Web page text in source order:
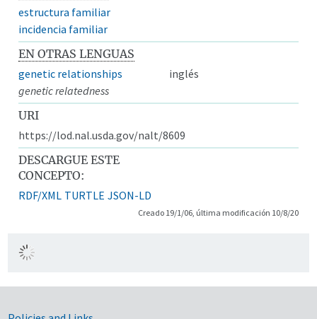
estructura familiar
incidencia familiar
EN OTRAS LENGUAS
genetic relationships
inglés
genetic relatedness
URI
https://lod.nal.usda.gov/nalt/8609
DESCARGUE ESTE
CONCEPTO:
RDF/XML TURTLE JSON-LD
Creado 19/1/06, última modificación 10/8/20